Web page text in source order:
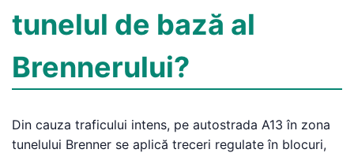
tunelul de bază al
Brennerului?
Din cauza traficului intens, pe autostrada A13 în zona
tunelului Brenner se aplică treceri regulate în blocuri,